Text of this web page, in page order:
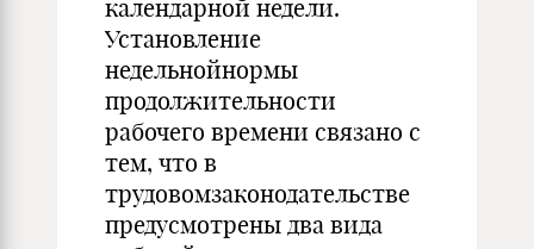
календарной недели.
Установление
недельнойнормы
продолжительности
рабочего времени связано с
тем, что в
трудовомзаконодательстве
предусмотрены два вида